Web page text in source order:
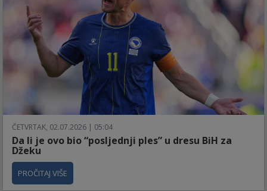
ČETVRTAK, 02.07.2026 | 05:04
Da li je ovo bio “posljednji ples” u dresu BiH za
Džeku
PROČITAJ VIŠE